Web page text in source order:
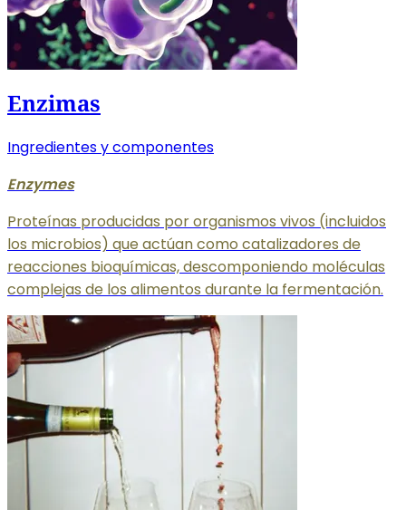
Enzimas
Ingredientes y componentes
Enzymes
Proteínas producidas por organismos vivos (incluidos
los microbios) que actúan como catalizadores de
reacciones bioquímicas, descomponiendo moléculas
complejas de los alimentos durante la fermentación.